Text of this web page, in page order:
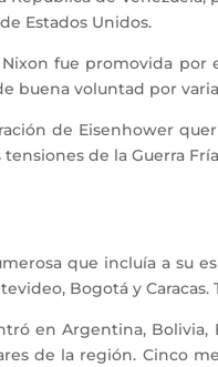
Estados Unidos.
fue promovida por
buena voluntad por
de Eisenhower
de la Guerra
que incluía a su
Bogotá y
en Argentina, Bolivia,
de la región. Cinco